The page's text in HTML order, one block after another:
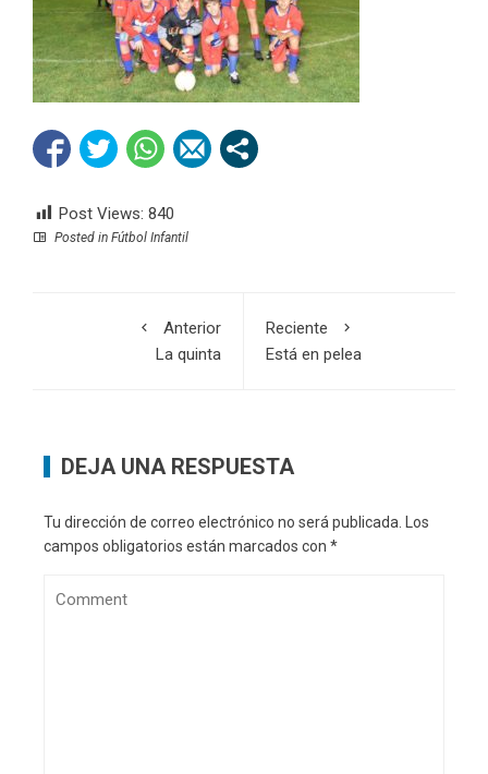
Post Views: 840
Posted in Fútbol Infantil
Anterior
La quinta
Reciente
Está en pelea
DEJA UNA RESPUESTA
Tu dirección de correo electrónico no será publicada.
Los
campos obligatorios están marcados con *